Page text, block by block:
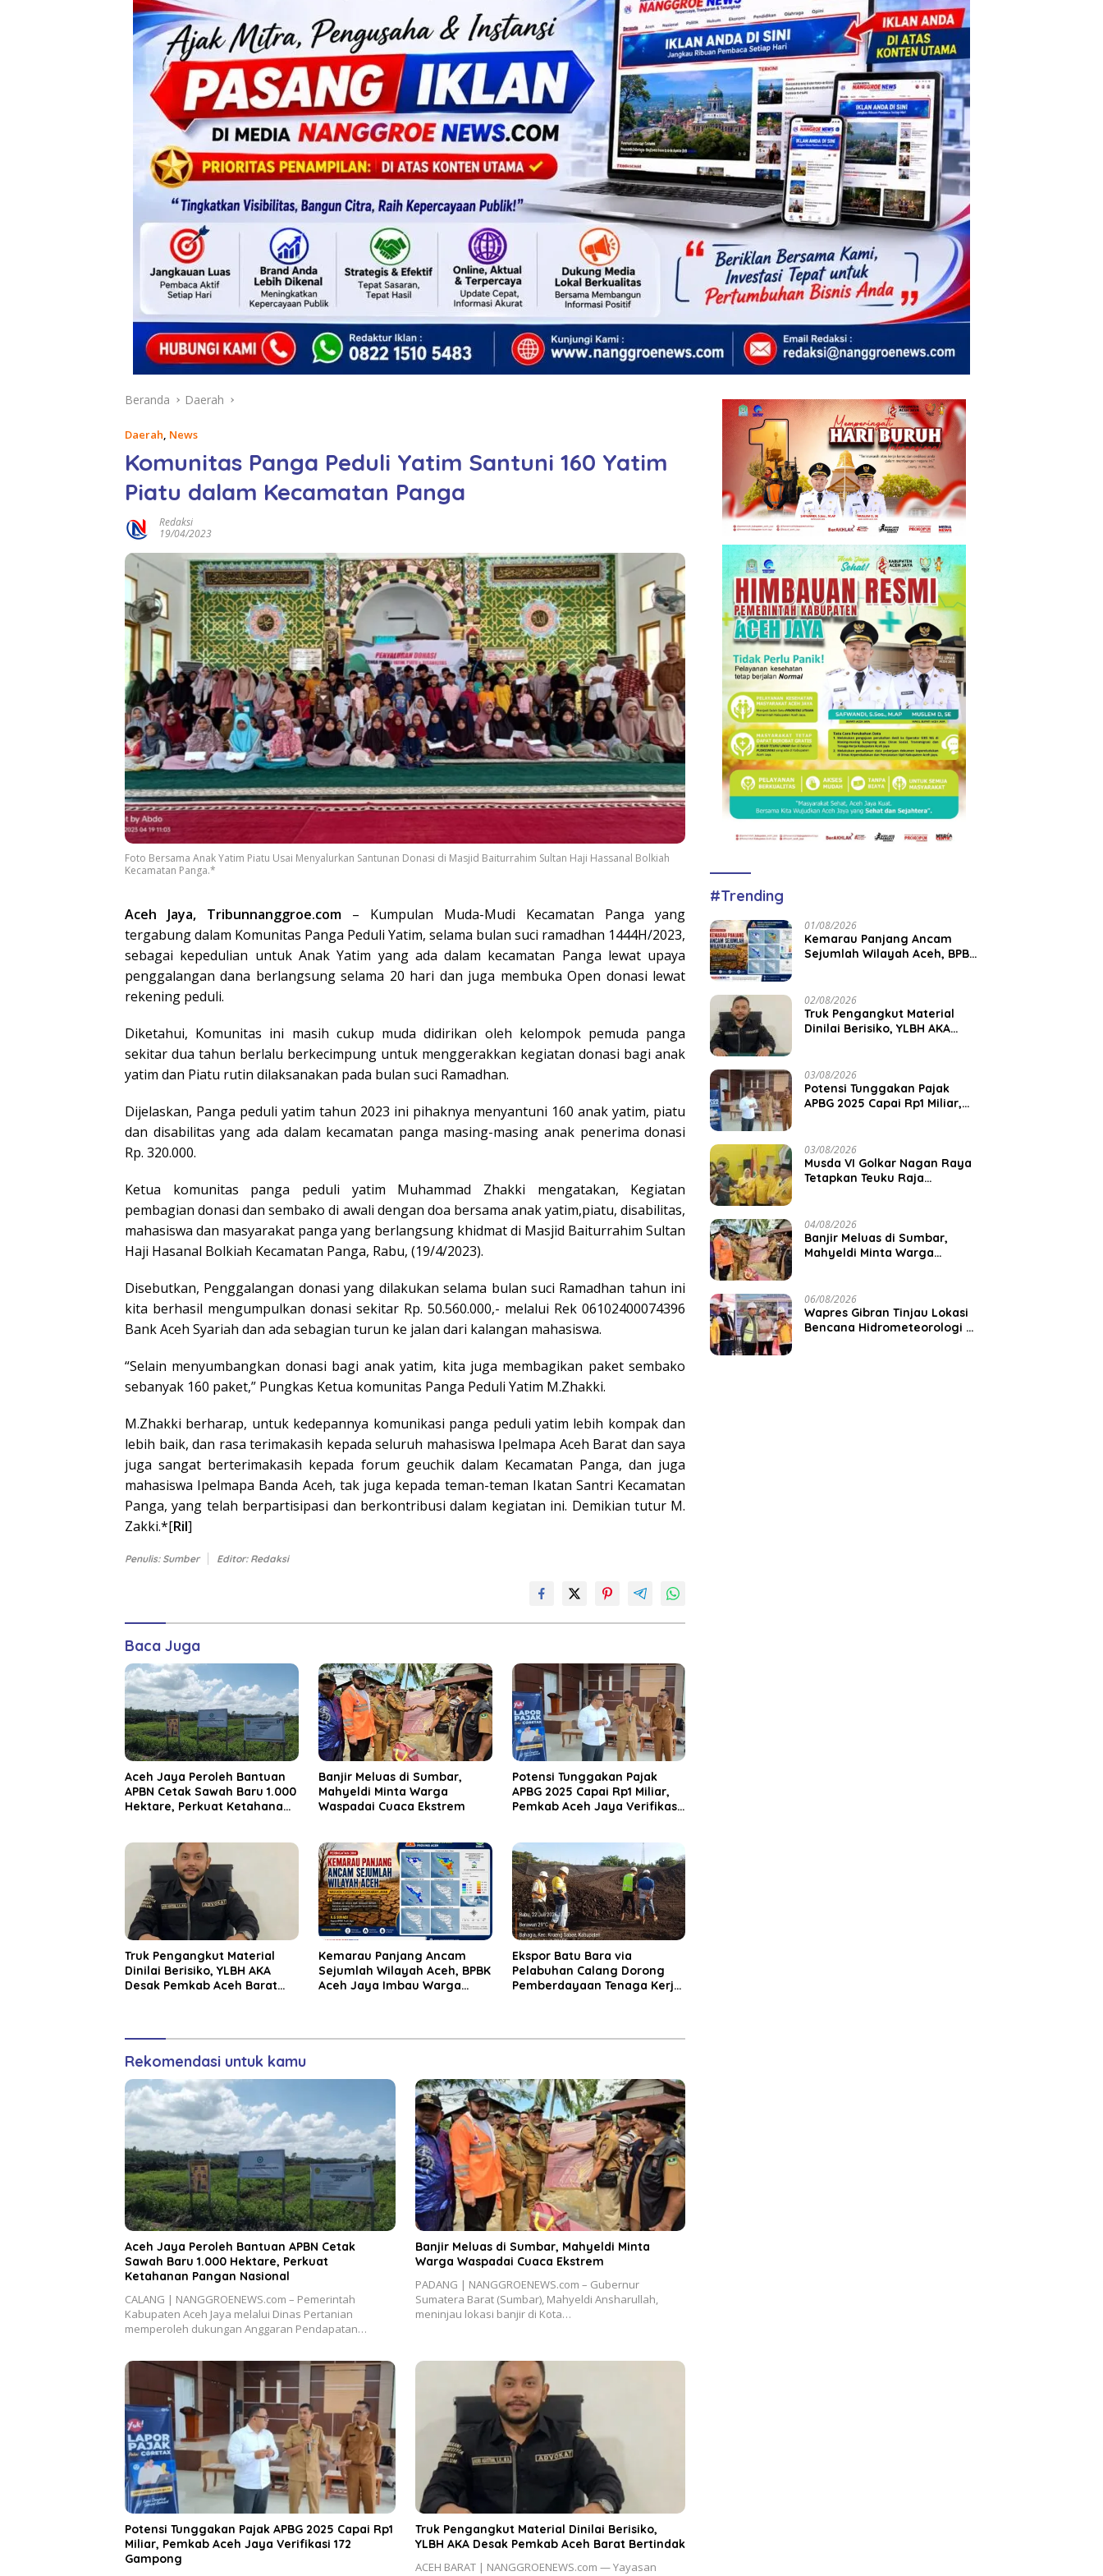
Beranda Daerah
Daerah, News
Komunitas Panga Peduli Yatim Santuni 160 Yatim
Piatu dalam Kecamatan Panga
Redaksi
19/04/2023
Foto Bersama Anak Yatim Piatu Usai Menyalurkan Santunan Donasi di Masjid Baiturrahim Sultan Haji Hassanal Bolkiah
Kecamatan Panga.*
Aceh Jaya, Tribunnanggroe.com – Kumpulan Muda-Mudi Kecamatan Panga yang
tergabung dalam Komunitas Panga Peduli Yatim, selama bulan suci ramadhan 1444H/2023,
sebagai kepedulian untuk Anak Yatim yang ada dalam kecamatan Panga lewat upaya
penggalangan dana berlangsung selama 20 hari dan juga membuka Open donasi lewat
rekening peduli.
Diketahui, Komunitas ini masih cukup muda didirikan oleh kelompok pemuda panga
sekitar dua tahun berlalu berkecimpung untuk menggerakkan kegiatan donasi bagi anak
yatim dan Piatu rutin dilaksanakan pada bulan suci Ramadhan.
Dijelaskan, Panga peduli yatim tahun 2023 ini pihaknya menyantuni 160 anak yatim, piatu
dan disabilitas yang ada dalam kecamatan panga masing-masing anak penerima donasi
Rp. 320.000.
Ketua komunitas panga peduli yatim Muhammad Zhakki mengatakan, Kegiatan
pembagian donasi dan sembako di awali dengan doa bersama anak yatim,piatu, disabilitas,
mahasiswa dan masyarakat panga yang berlangsung khidmat di Masjid Baiturrahim Sultan
Haji Hasanal Bolkiah Kecamatan Panga, Rabu, (19/4/2023).
Disebutkan, Penggalangan donasi yang dilakukan selama bulan suci Ramadhan tahun ini
kita berhasil mengumpulkan donasi sekitar Rp. 50.560.000,- melalui Rek 06102400074396
Bank Aceh Syariah dan ada sebagian turun ke jalan dari kalangan mahasiswa.
“Selain menyumbangkan donasi bagi anak yatim, kita juga membagikan paket sembako
sebanyak 160 paket,” Pungkas Ketua komunitas Panga Peduli Yatim M.Zhakki.
M.Zhakki berharap, untuk kedepannya komunikasi panga peduli yatim lebih kompak dan
lebih baik, dan rasa terimakasih kepada seluruh mahasiswa Ipelmapa Aceh Barat dan saya
juga sangat berterimakasih kepada forum geuchik dalam Kecamatan Panga, dan juga
mahasiswa Ipelmapa Banda Aceh, tak juga kepada teman-teman Ikatan Santri Kecamatan
Panga, yang telah berpartisipasi dan berkontribusi dalam kegiatan ini. Demikian tutur M.
Zakki.*[Ril]
Penulis: Sumber Editor: Redaksi
Baca Juga
Aceh Jaya Peroleh Bantuan
APBN Cetak Sawah Baru 1.000
Hektare, Perkuat Ketahanan
Banjir Meluas di Sumbar,
Mahyeldi Minta Warga
Waspadai Cuaca Ekstrem
Potensi Tunggakan Pajak
APBG 2025 Capai Rp1 Miliar,
Pemkab Aceh Jaya Verifikasi
Truk Pengangkut Material
Dinilai Berisiko, YLBH AKA
Desak Pemkab Aceh Barat
Kemarau Panjang Ancam
Sejumlah Wilayah Aceh, BPBK
Aceh Jaya Imbau Warga
‎Ekspor Batu Bara via
Pelabuhan Calang Dorong
Pemberdayaan Tenaga Kerja
Rekomendasi untuk kamu
Aceh Jaya Peroleh Bantuan APBN Cetak
Sawah Baru 1.000 Hektare, Perkuat
Ketahanan Pangan Nasional
CALANG | NANGGROENEWS.com – Pemerintah
Kabupaten Aceh Jaya melalui Dinas Pertanian
memperoleh dukungan Anggaran Pendapatan…
Banjir Meluas di Sumbar, Mahyeldi Minta
Warga Waspadai Cuaca Ekstrem
PADANG | NANGGROENEWS.com – Gubernur
Sumatera Barat (Sumbar), Mahyeldi Ansharullah,
meninjau lokasi banjir di Kota…
Potensi Tunggakan Pajak APBG 2025 Capai Rp1
Miliar, Pemkab Aceh Jaya Verifikasi 172
Gampong
Truk Pengangkut Material Dinilai Berisiko,
YLBH AKA Desak Pemkab Aceh Barat Bertindak
ACEH BARAT | NANGGROENEWS.com — Yayasan
#Trending
01/08/2026
Kemarau Panjang Ancam
Sejumlah Wilayah Aceh, BPBK
02/08/2026
Truk Pengangkut Material
Dinilai Berisiko, YLBH AKA
03/08/2026
Potensi Tunggakan Pajak
APBG 2025 Capai Rp1 Miliar,
03/08/2026
Musda VI Golkar Nagan Raya
Tetapkan Teuku Raja
04/08/2026
Banjir Meluas di Sumbar,
Mahyeldi Minta Warga
06/08/2026
Wapres Gibran Tinjau Lokasi
Bencana Hidrometeorologi di